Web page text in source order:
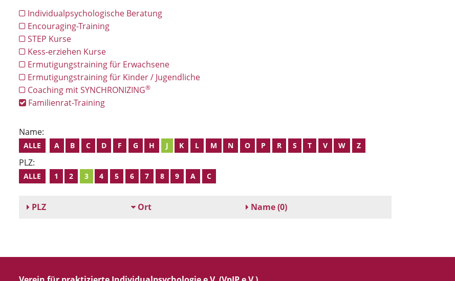
Individualpsychologische Beratung
Encouraging-Training
STEP Kurse
Kess-erziehen Kurse
Ermutigungstraining für Erwachsene
Ermutigungstraining für Kinder / Jugendliche
Coaching mit SYNCHRONIZING®
Familienrat-Training
Name:
ALLE A B C D F G H J K L M N O P R S T V W Z
PLZ:
ALLE 1 2 3 4 5 6 7 8 9 A C
PLZ Ort Name(0)